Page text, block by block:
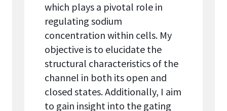
which plays a pivotal role in
regulating sodium
concentration within cells. My
objective is to elucidate the
structural characteristics of the
channel in both its open and
closed states. Additionally, I aim
to gain insight into the gating